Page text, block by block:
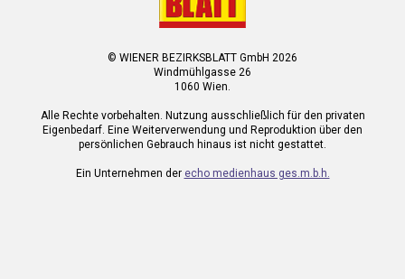
© WIENER BEZIRKSBLATT GmbH 2026
Windmühlgasse 26
1060 Wien.
Alle Rechte vorbehalten. Nutzung ausschließlich für den privaten
Eigenbedarf. Eine Weiterverwendung und Reproduktion über den
persönlichen Gebrauch hinaus ist nicht gestattet.
Ein Unternehmen der echo medienhaus ges.m.b.h.